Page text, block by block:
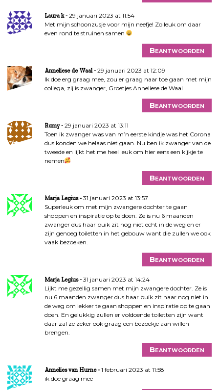
Laura k
29 januari 2023 at 11:54
Met mijn schoonzusje voor mijn neefje! Zo leuk om daar
even rond te struinen samen
Beantwoorden
Anneliese de Waal
29 januari 2023 at 12:09
Ik doe erg graag mee, zou er graag naar toe gaan met mijn
collega, zij is zwanger, Groetjes Anneliese de Waal
Beantwoorden
Romy
29 januari 2023 at 13:11
Toen ik zwanger was van m’n eerste kindje was het Corona
dus konden we helaas niet gaan. Nu ben ik zwanger van de
tweede en lijkt het me heel leuk om hier eens een kijkje te
nemen
Beantwoorden
Marja Legius
31 januari 2023 at 13:57
Superleuk om met mijn zwangere dochter te gaan
shoppen en inspiratie op te doen. Ze is nu 6 maanden
zwanger dus haar buik zit nog niet echt in de weg en er
zijn genoeg toiletten in het gebouw want die zullen we ook
vaak bezoeken.
Beantwoorden
Marja Legius
31 januari 2023 at 14:24
Lijkt me gezellig samen met mijn zwangere dochter. Ze is
nu 6 maanden zwanger dus haar buik zit haar nog niet in
de weg om lekker te gaan shoppen en inspiratie op te gaan
doen. En gelukkig zullen er voldoende toiletten zijn want
daar zal ze zeker ook graag een bezoekje aan willen
brengen.
Beantwoorden
Annelies van Hurne
1 februari 2023 at 11:58
ik doe graag mee